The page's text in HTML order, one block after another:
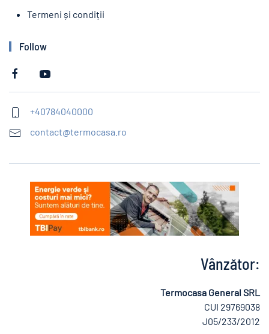
Termeni și condiții
Follow
+40784040000
contact@termocasa.ro
Vânzător:
Termocasa General SRL
CUI 29769038
J05/233/2012